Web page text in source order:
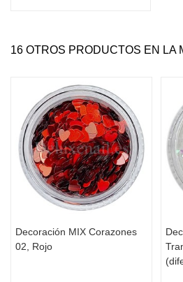
16 OTROS PRODUCTOS EN LA
Decoración MIX Corazones
02, Rojo